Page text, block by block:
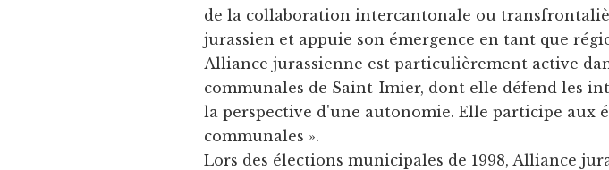
de la collaboration intercantonale ou
jurassien et appuie son émergence en tant que
Alliance jurassienne est particulièrement active
communales de Saint-Imier, dont elle défend les
la perspective d'une autonomie. Elle participe aux
communales ».
Lors des élections municipales de 1998, Alliance